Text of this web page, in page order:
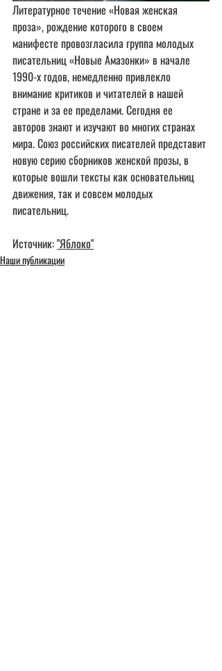
Литературное течение «Новая женская
проза», рождение которого в своем
манифесте провозгласила группа молодых
писательниц «Новые Амазонки» в начале
1990-х годов, немедленно привлекло
внимание критиков и читателей в нашей
стране и за ее пределами. Сегодня ее
авторов знают и изучают во многих странах
мира. Союз российских писателей представит
новую серию сборников женской прозы, в
которые вошли тексты как основательниц
движения, так и совсем молодых
писательниц.
Источник: "Яблоко"
Наши публикации